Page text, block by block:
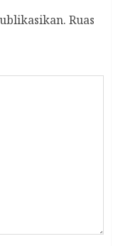
Ruas